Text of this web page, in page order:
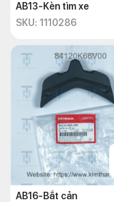
AB13-Kèn tìm xe
SKU: 1110286
AB16-Bắt cản